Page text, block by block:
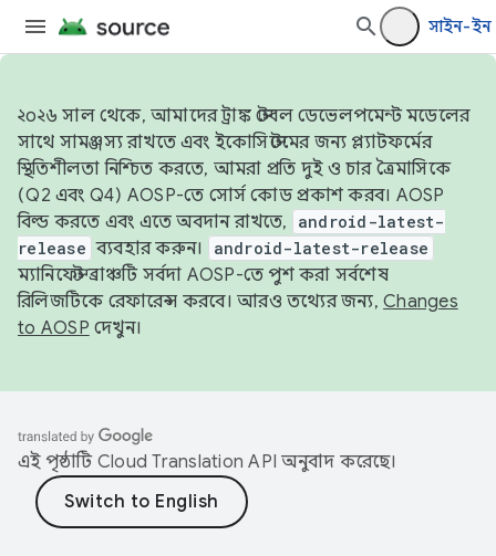
সাইন-
২০২৬ সাল থেকে, আমাদের ট্রাঙ্ক স্টেবল ডেভেলপমেন্ট মডেলের
সাথে সামঞ্জস্য রাখতে এবং ইকোসিস্টেমের জন্য প্ল্যাটফর্মের
স্থিতিশীলতা নিশ্চিত করতে, আমরা প্রতি দুই ও চার ত্রৈমাসিকে
(Q2 এবং Q4) AOSP-তে সোর্স কোড প্রকাশ করব। AOSP
বিল্ড করতে এবং এতে অবদান রাখতে,
android-latest-
release ব্যবহার করুন। android-latest-release
ম্যানিফেস্ট ব্রাঞ্চটি সর্বদা AOSP-তে পুশ করা সর্বশেষ
রিলিজটিকে রেফারেন্স করবে। আরও তথ্যের জন্য, Changes
to AOSP দেখুন।
এই পৃষ্ঠাটি Cloud Translation API অনুবাদ করেছে।